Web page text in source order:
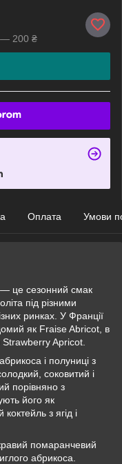
— 200 ₴
Оплата Умови
це сезонний смак
під різними
ринках. У Франції
як Fraise Abricot, в
Apricot.
і полуниці з
соковитий і
порівняно з
його як
з ягід і
помаранчевий
абрикоса.